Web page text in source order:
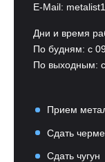
E-Mail:
Дни и время
По будням: с
По выходным:
Прием
Сдать
Сдать чугун